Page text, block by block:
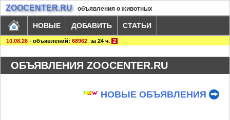
ZOOCENTER.RU объявления о животных
НОВЫЕ ДОБАВИТЬ СТАТЬИ
10.08.26 - объявлений: 68962 за 24 ч. 2
ОБЪЯВЛЕНИЯ ZOOCENTER.RU
НОВЫЕ ОБЪЯВЛЕНИЯ